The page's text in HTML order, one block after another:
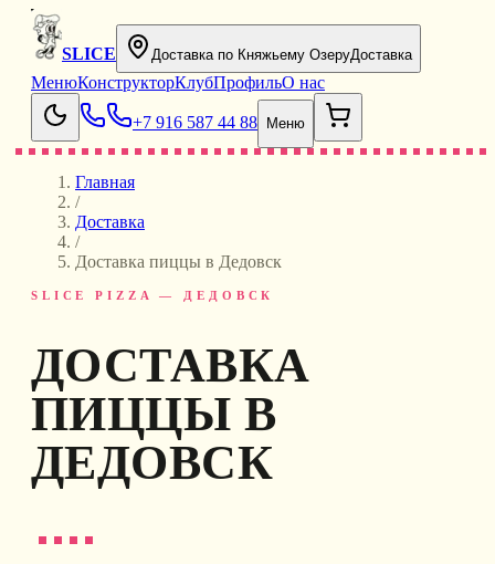
SLICE Доставка по Княжьему ОзеруДоставка
МенюКонструкторКлубПрофильО нас
+7 916 587 44 88 Меню
Главная
/
Доставка
/
Доставка пиццы в Дедовск
SLICE PIZZA — ДЕДОВСК
ДОСТАВКА
ПИЦЦЫ В
ДЕДОВСК